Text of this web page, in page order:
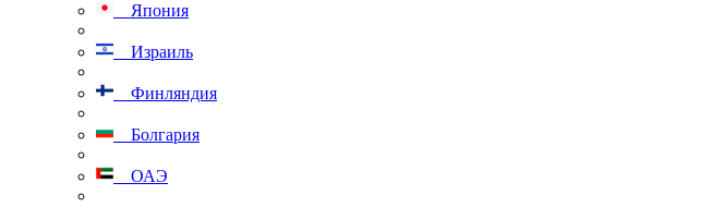
Япония
Израиль
Финляндия
Болгария
ОАЭ